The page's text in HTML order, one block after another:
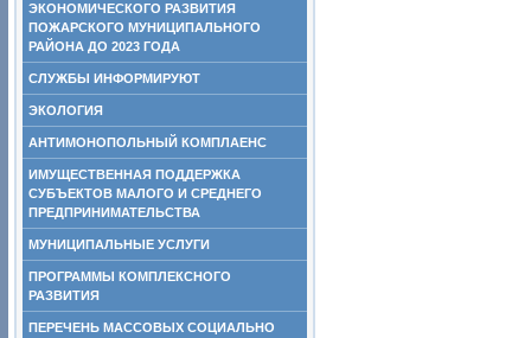
ЭКОНОМИЧЕСКОГО РАЗВИТИЯ
ПОЖАРСКОГО МУНИЦИПАЛЬНОГО
РАЙОНА ДО 2023 ГОДА
СЛУЖБЫ ИНФОРМИРУЮТ
ЭКОЛОГИЯ
АНТИМОНОПОЛЬНЫЙ КОМПЛАЕНС
ИМУЩЕСТВЕННАЯ ПОДДЕРЖКА
СУБЪЕКТОВ МАЛОГО И СРЕДНЕГО
ПРЕДПРИНИМАТЕЛЬСТВА
МУНИЦИПАЛЬНЫЕ УСЛУГИ
ПРОГРАММЫ КОМПЛЕКСНОГО
РАЗВИТИЯ
ПЕРЕЧЕНЬ МАССОВЫХ СОЦИАЛЬНО